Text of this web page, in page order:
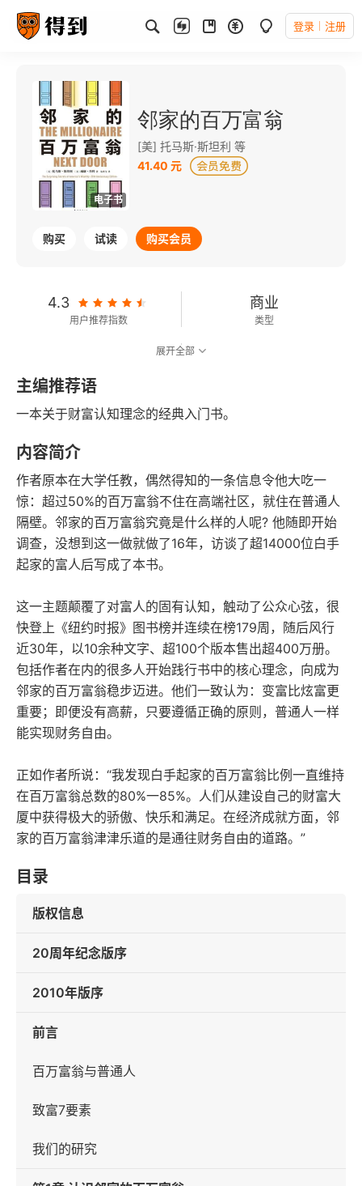
登录 注册
电子书
邻家的百万富翁
[美] 托马斯·斯坦利 等
41.40 元
购买 试读 购买会员
4.3
用户推荐指数
商业
类型
134千字
字数
展开全部
主编推荐语
一本关于财富认知理念的经典入门书。
内容简介
作者原本在大学任教，偶然得知的一条信息令他大吃一
惊：超过50%的百万富翁不住在高端社区，就住在普通人
隔壁。邻家的百万富翁究竟是什么样的人呢? 他随即开始
调查，没想到这一做就做了16年，访谈了超14000位白手
起家的富人后写成了本书。
这一主题颠覆了对富人的固有认知，触动了公众心弦，很
快登上《纽约时报》图书榜并连续在榜179周，随后风行
近30年，以10余种文字、超100个版本售出超400万册。
包括作者在内的很多人开始践行书中的核心理念，向成为
邻家的百万富翁稳步迈进。他们一致认为：变富比炫富更
重要；即便没有高薪，只要遵循正确的原则，普通人一样
能实现财务自由。
正如作者所说：“我发现白手起家的百万富翁比例一直维持
在百万富翁总数的80%一85%。人们从建设自己的财富大
厦中获得极大的骄傲、快乐和满足。在经济成就方面，邻
家的百万富翁津津乐道的是通往财务自由的道路。”
目录
版权信息
20周年纪念版序
2010年版序
前言
百万富翁与普通人
致富7要素
我们的研究